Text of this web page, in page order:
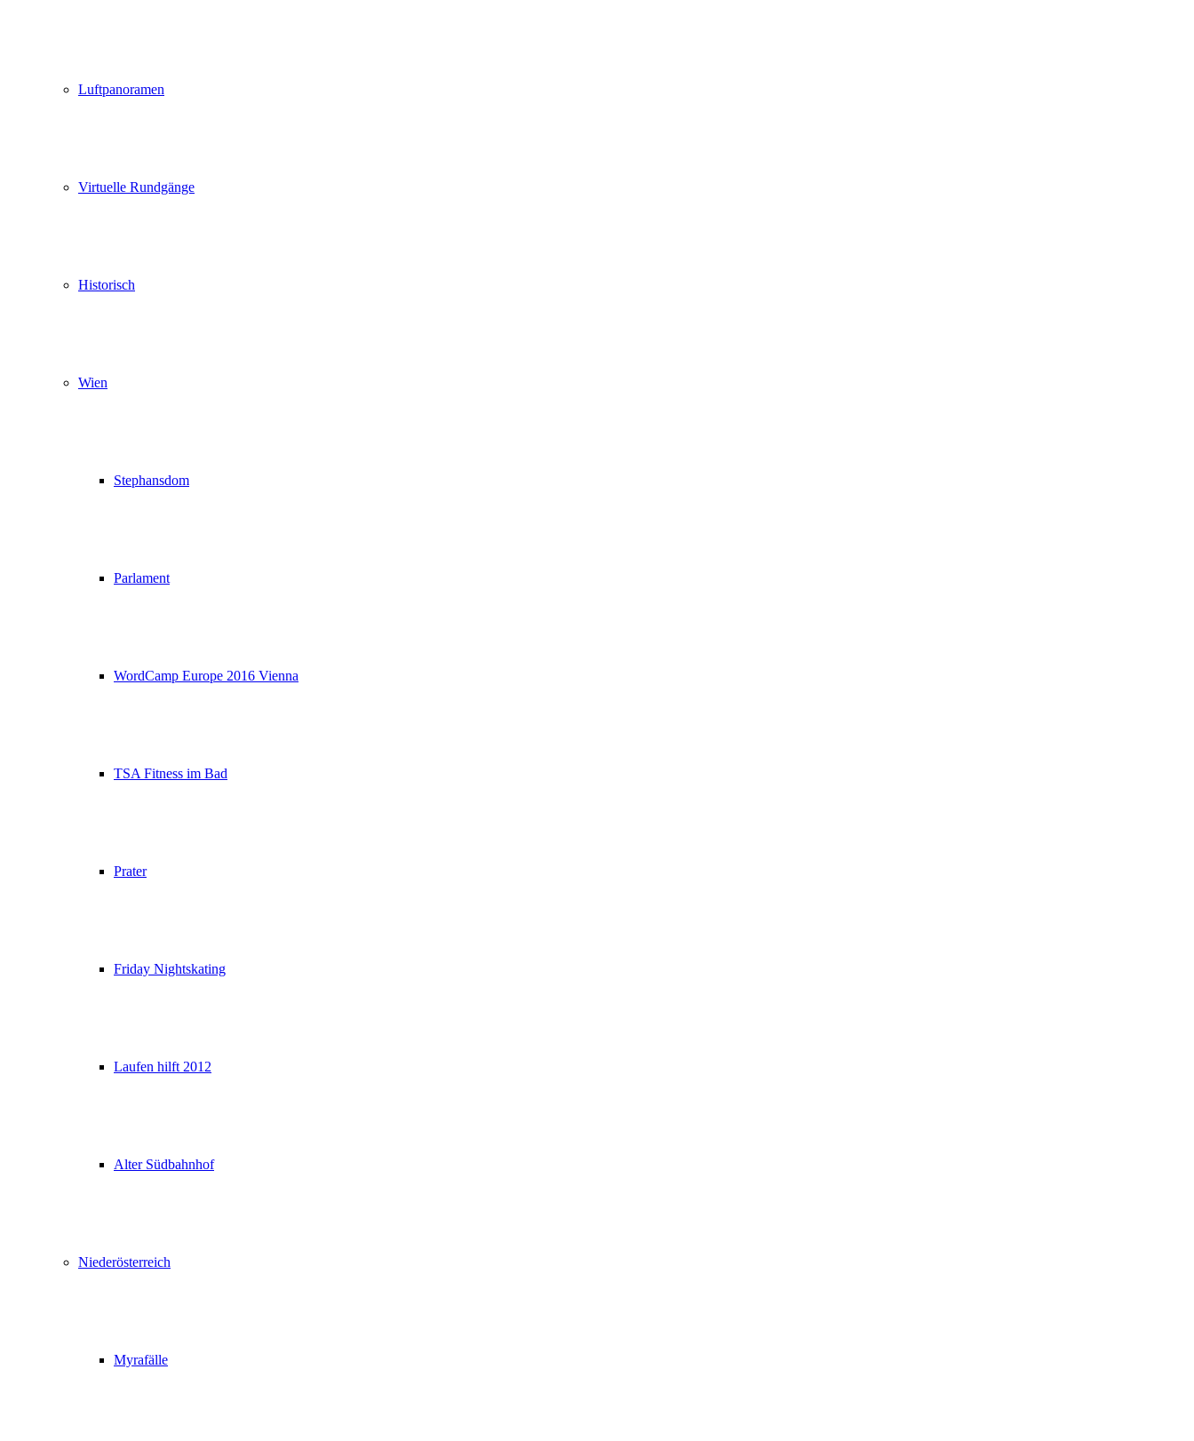
Luftpanoramen
Virtuelle Rundgänge
Historisch
Wien
Stephansdom
Parlament
WordCamp Europe 2016 Vienna
TSA Fitness im Bad
Prater
Friday Nightskating
Laufen hilft 2012
Alter Südbahnhof
Niederösterreich
Myrafälle